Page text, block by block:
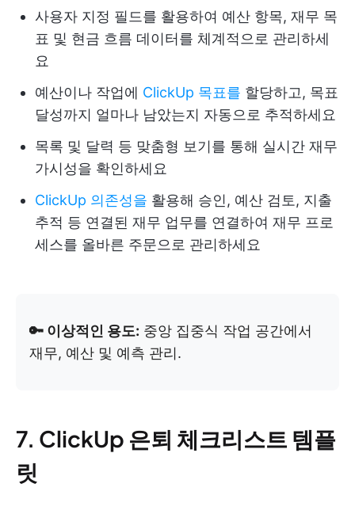
사용자 지정 필드를 활용하여 예산 항목, 재무 목
표 및 현금 흐름 데이터를 체계적으로 관리하세
요
예산이나 작업에 ClickUp 목표를 할당하고, 목표
달성까지 얼마나 남았는지 자동으로 추적하세요
목록 및 달력 등 맞춤형 보기를 통해 실시간 재무
가시성을 확인하세요
ClickUp 의존성을 활용해 승인, 예산 검토, 지출
추적 등 연결된 재무 업무를 연결하여 재무 프로
세스를 올바른 주문으로 관리하세요
🔑 이상적인 용도: 중앙 집중식 작업 공간에서
재무, 예산 및 예측 관리.
7. ClickUp 은퇴 체크리스트 템플
릿